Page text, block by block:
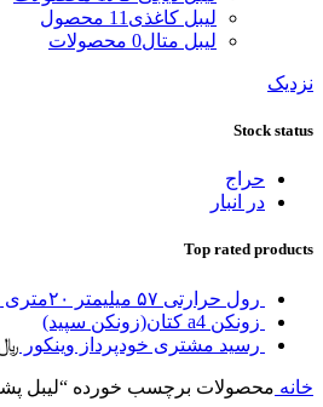
لیبل کاغذی 11 محصول
لیبل متال0 محصولات
نزدیک
Stock status
حراج
در انبار
Top rated products
رول حرارتی ۵۷ میلیمتر ۲۰متری
زونکن a4 کتان(زونکن سپید)
رسید مشتری خودپرداز وینکور ﷼
خانه محصولات برچسب خورده “لیبل